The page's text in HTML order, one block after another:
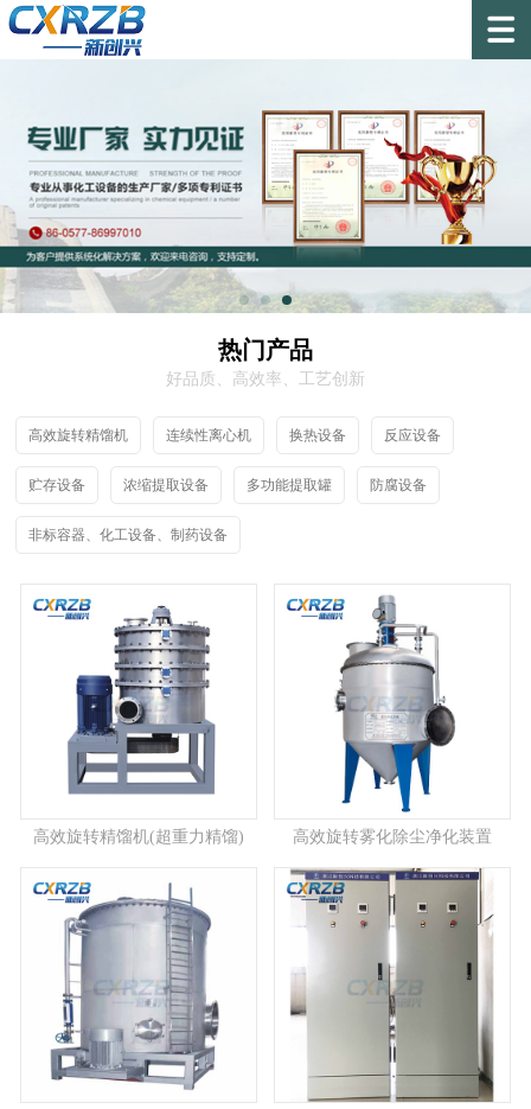
热门产品
好品质、高效率、工艺创新
高效旋转精馏机 连续性离心机 换热设备 反应设备
贮存设备 浓缩提取设备 多功能提取罐 防腐设备
非标容器、化工设备、制药设备
高效旋转精馏机(超重力精馏) 高效旋转雾化除尘净化装置